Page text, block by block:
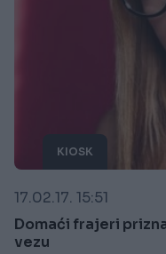
KIOSK
17.02.17. 15:51
Domaći frajeri
vezu